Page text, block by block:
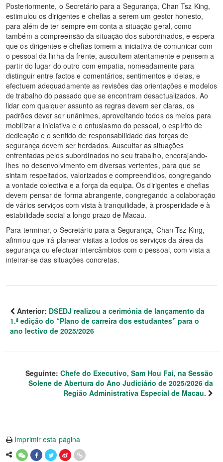
Posteriormente, o Secretário para a Segurança, Chan Tsz King,
estimulou os dirigentes e chefias a serem um gestor honesto,
para além de ter sempre em conta a situação geral, como
também a compreensão da situação dos subordinados, e espera
que os dirigentes e chefias tomem a iniciativa de comunicar com
o pessoal da linha da frente, auscultem atentamente e pensem a
partir do lugar do outro com empatia, nomeadamente para
distinguir entre factos e comentários, sentimentos e ideias, e
efectuem adequadamente as revisões das orientações e modelos
de trabalho do passado que se encontram desactualizados. Ao
lidar com qualquer assunto as regras devem ser claras, os
padrões dever ser unânimes, aproveitando todos os meios para
mobilizar a iniciativa e o entusiasmo do pessoal, o espírito de
dedicação e o sentido de responsabilidade das forças de
segurança devem ser herdados. Auscultar as situações
enfrentadas pelos subordinados no seu trabalho, encorajando-
lhes no desenvolvimento em diversas vertentes, para que se
sintam respeitados, valorizados e compreendidos, congregando
a vontade colectiva e a força da equipa. Os dirigentes e chefias
devem pensar de forma abrangente, congregando a colaboração
de vários serviços com vista à tranquilidade, à prosperidade e à
estabilidade social a longo prazo de Macau.
Para terminar, o Secretário para a Segurança, Chan Tsz King,
afirmou que irá planear visitas a todos os serviços da área da
segurança ou efectuar intercâmbios com o pessoal, com vista a
inteirar-se das situações concretas.
Anterior: DSEDJ realizou a cerimónia de lançamento da
1.ª edição do “Plano de carreira dos estudantes” para o
ano lectivo de 2025/2026
Seguinte: Chefe do Executivo, Sam Hou Fai, na Sessão
Solene de Abertura do Ano Judiciário de 2025/2026 da
Região Administrativa Especial de Macau.
Imprimir esta página